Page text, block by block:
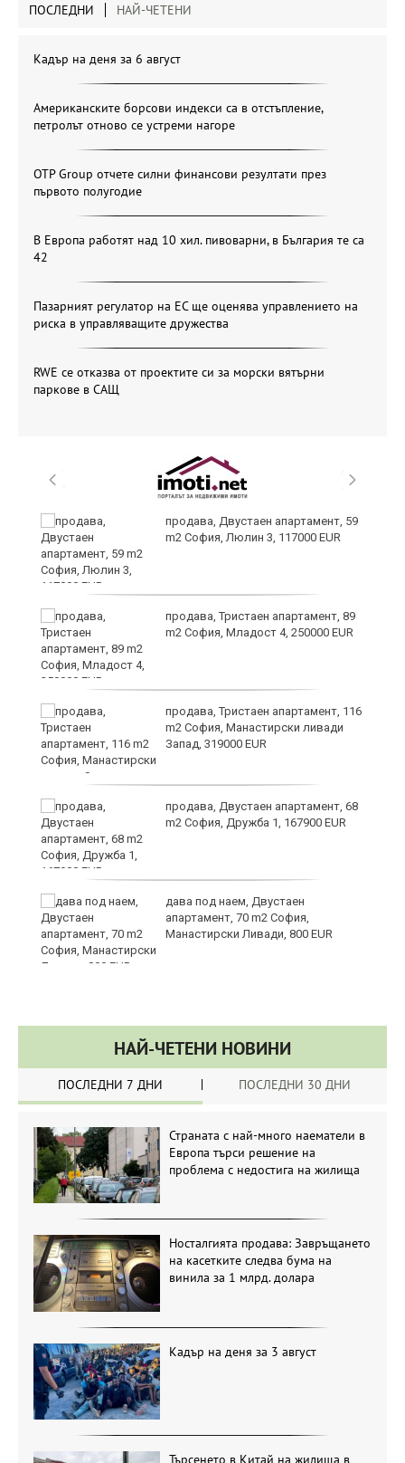
ПОСЛЕДНИ НАЙ-ЧЕТЕНИ
Кадър на деня за 6 август
Американските борсови индекси са в отстъпление,
петролът отново се устреми нагоре
OTP Group отчете силни финансови резултати през
първото полугодие
В Европа работят над 10 хил. пивоварни, в България те са
42
Пазарният регулатор на ЕС ще оценява управлението на
риска в управляващите дружества
RWE се отказва от проектите си за морски вятърни
паркове в САЩ
продава, Двустаен апартамент, 59
m2 София, Люлин 3, 117000 EUR
продава, Тристаен апартамент, 89
m2 София, Младост 4, 250000 EUR
продава, Тристаен апартамент, 116
m2 София, Манастирски ливади
Запад, 319000 EUR
продава, Двустаен апартамент, 68
m2 София, Дружба 1, 167900 EUR
дава под наем, Двустаен
апартамент, 70 m2 София,
Манастирски Ливади, 800 EUR
НАЙ-ЧЕТЕНИ НОВИНИ
ПОСЛЕДНИ 7 ДНИ ПОСЛЕДНИ 30 ДНИ
Страната с най-много наематели в
Европа търси решение на
проблема с недостига на жилища
Носталгията продава: Завръщането
на касетките следва бума на
винила за 1 млрд. долара
Кадър на деня за 3 август
Търсенето в Китай на жилища в